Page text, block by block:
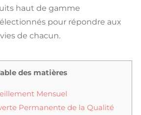
haut de gamme
pour répondre aux
de chacun.
des matières
Mensuel
Permanente de la Qualité